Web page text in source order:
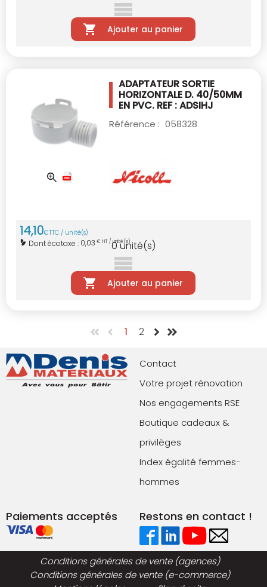
Ajouter au panier
ADAPTATEUR SORTIE
HORIZONTALE D. 40/50MM
EN PVC. REF : ADSIHJ
Référence : 058328
14,10€TTC / unité(s)
Dont écotaxe : 0,03 € HT / unité(s)
0unité(s)
Ajouter au panier
1 2
Contact
Votre projet rénovation
Nos engagements RSE
Boutique cadeaux &
privilèges
Index égalité femmes-
hommes
Paiements acceptés Restons en contact !
Conditions générales de vente (agences)
Conditions générales de vente (e-commerce)